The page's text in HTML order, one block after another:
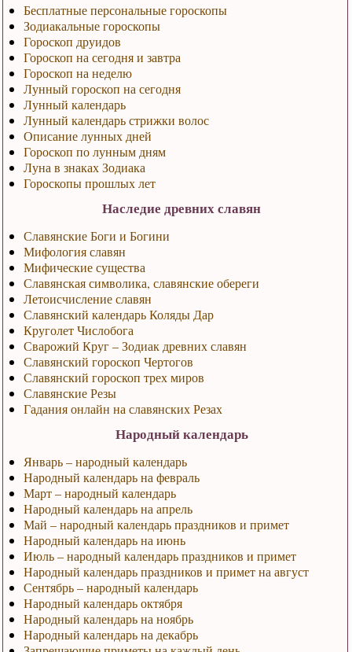
Бесплатные персональные гороскопы
Зодиакальные гороскопы
Гороскоп друидов
Гороскоп на сегодня и завтра
Гороскоп на неделю
Лунный гороскоп на сегодня
Лунный календарь
Лунный календарь стрижки волос
Описание лунных дней
Гороскоп по лунным дням
Луна в знаках Зодиака
Гороскопы прошлых лет
Наследие древних славян
Славянские Боги и Богини
Мифология славян
Мифические существа
Славянская символика, славянские обереги
Летоисчисление славян
Славянский календарь Коляды Дар
Круголет Числобога
Сварожий Круг – Зодиак древних славян
Славянский гороскоп Чертогов
Славянский гороскоп трех миров
Славянские Резы
Гадания онлайн на славянских Резах
Народный календарь
Январь – народный календарь
Народный календарь на февраль
Март – народный календарь
Народный календарь на апрель
Май – народный календарь праздников и примет
Народный календарь на июнь
Июль – народный календарь праздников и примет
Народный календарь праздников и примет на август
Сентябрь – народный календарь
Народный календарь октября
Народный календарь на ноябрь
Народный календарь на декабрь